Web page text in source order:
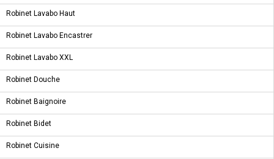
Robinet Lavabo Haut
Robinet Lavabo Encastrer
Robinet Lavabo XXL
Robinet Douche
Robinet Baignoire
Robinet Bidet
Robinet Cuisine
5 AUTRES PRODUITS DANS LA MÊME